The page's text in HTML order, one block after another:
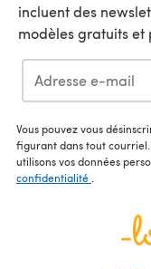
incluent des
modèles gratuits et
Vous pouvez vous
figurant dans tout
utilisons vos données
confidentialité